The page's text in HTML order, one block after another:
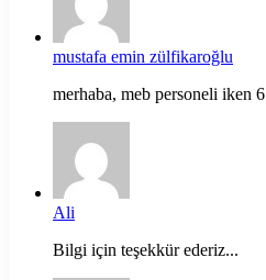
mustafa emin zülfikaroğlu
merhaba, meb personeli iken
Ali
Bilgi için teşekkür ederiz...